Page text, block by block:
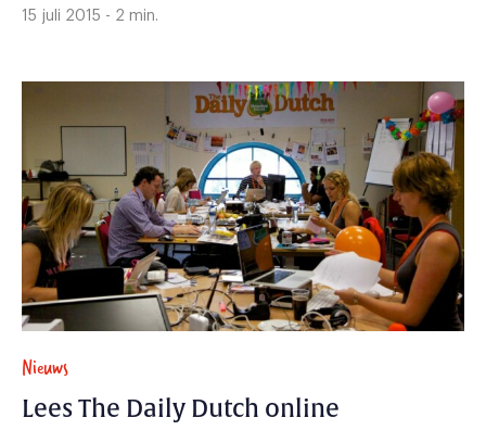
15 juli 2015 - 2 min.
Nieuws
Lees The Daily Dutch online